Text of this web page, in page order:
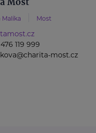
Malíka Most
119 999
most.cz